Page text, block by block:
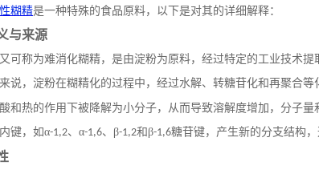
糊精是一种特殊的食品原料，以下是对其的详细解释：
与来源
可称为难消化糊精，是由淀粉为原料，经过特定的工业技术
说，淀粉在糊精化的过程中，经过水解、转糖苷化和再聚合等
和热的作用下被降解为小分子，从而导致溶解度增加，分子
键，如α-1,2、α-1,6、β-1,2和β-1,6糖苷键，产生新的分支结构